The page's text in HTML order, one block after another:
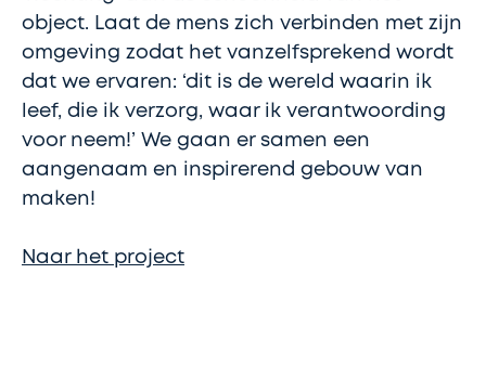
object. Laat de mens zich verbinden met zijn
omgeving zodat het vanzelfsprekend wordt
dat we ervaren: ‘dit is de wereld waarin ik
leef, die ik verzorg, waar ik verantwoording
voor neem!’ We gaan er samen een
aangenaam en inspirerend gebouw van
maken!
Naar het project